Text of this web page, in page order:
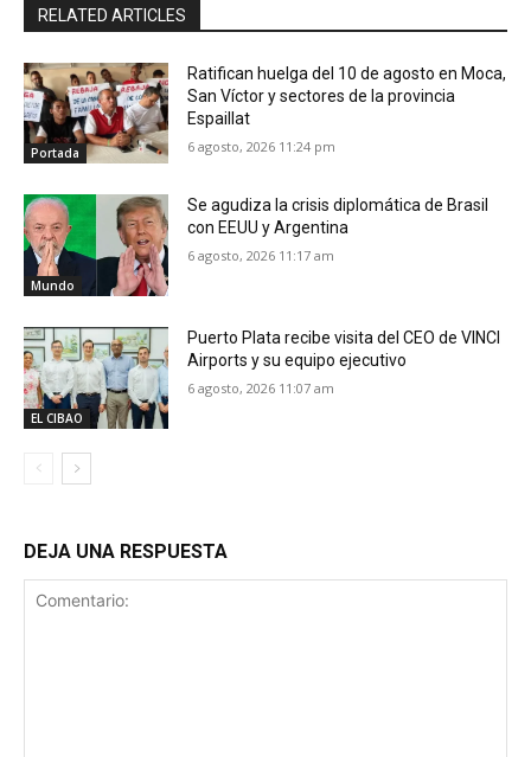
RELATED ARTICLES
Portada
Ratifican huelga del 10 de agosto en Moca,
San Víctor y sectores de la provincia
Espaillat
6 agosto, 2026 11:24 pm
Mundo
Se agudiza la crisis diplomática de Brasil
con EEUU y Argentina
6 agosto, 2026 11:17 am
EL CIBAO
Puerto Plata recibe visita del CEO de VINCI
Airports y su equipo ejecutivo
6 agosto, 2026 11:07 am
DEJA UNA RESPUESTA